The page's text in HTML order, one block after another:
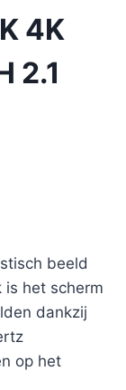
4K
2.1
beeld
is het scherm
dankzij
op het